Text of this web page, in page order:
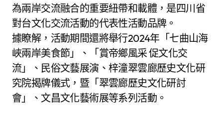
為兩岸交流融合的重要紐帶和載體，是四川省
對台文化交流活動的代表性活動品牌。
據瞭解，活動期間還將舉行2024年「七曲山海
峽兩岸美食節」、「賞帝鄉風采 促文化交
流」、民俗文藝展演、梓潼翠雲廊歷史文化研
究院揭牌儀式，暨「翠雲廊歷史文化研討
會」、文昌文化藝術展等系列活動。